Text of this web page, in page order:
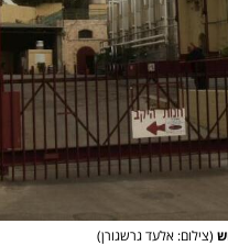
(צילום: אלעד גרשגורן)